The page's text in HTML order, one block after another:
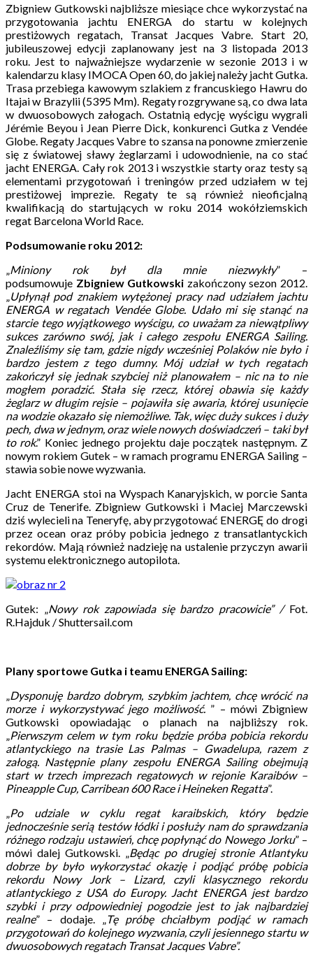
Zbigniew Gutkowski najbliższe miesiące chce wykorzystać na
przygotowania jachtu ENERGA do startu w kolejnych
prestiżowych regatach, Transat Jacques Vabre. Start 20,
jubileuszowej edycji zaplanowany jest na 3 listopada 2013
roku. Jest to najważniejsze wydarzenie w sezonie 2013 i w
kalendarzu klasy IMOCA Open 60, do jakiej należy jacht Gutka.
Trasa przebiega kawowym szlakiem z francuskiego Hawru do
Itajai w Brazylii (5395 Mm). Regaty rozgrywane są, co dwa lata
w dwuosobowych załogach. Ostatnią edycję wyścigu wygrali
Jérémie Beyou i Jean Pierre Dick, konkurenci Gutka z Vendée
Globe. Regaty Jacques Vabre to szansa na ponowne zmierzenie
się z światowej sławy żeglarzami i udowodnienie, na co stać
jacht ENERGA. Cały rok 2013 i wszystkie starty oraz testy są
elementami przygotowań i treningów przed udziałem w tej
prestiżowej imprezie. Regaty te są również nieoficjalną
kwalifikacją do startujących w roku 2014 wokółziemskich
regat Barcelona World Race.
Podsumowanie roku 2012:
„Miniony rok był dla mnie niezwykły” –
podsumowuje Zbigniew Gutkowski zakończony sezon 2012.
„Upłynął pod znakiem wytężonej pracy nad udziałem jachtu
ENERGA w regatach Vendée Globe. Udało mi się stanąć na
starcie tego wyjątkowego wyścigu, co uważam za niewątpliwy
sukces zarówno swój, jak i całego zespołu ENERGA Sailing.
Znaleźliśmy się tam, gdzie nigdy wcześniej Polaków nie było i
bardzo jestem z tego dumny. Mój udział w tych regatach
zakończył się jednak szybciej niż planowałem – nic na to nie
mogłem poradzić. Stała się rzecz, której obawia się każdy
żeglarz w długim rejsie – pojawiła się awaria, której usunięcie
na wodzie okazało się niemożliwe. Tak, więc duży sukces i duży
pech, dwa w jednym, oraz wiele nowych doświadczeń – taki był
to rok.” Koniec jednego projektu daje początek następnym. Z
nowym rokiem Gutek – w ramach programu ENERGA Sailing –
stawia sobie nowe wyzwania.
Jacht ENERGA stoi na Wyspach Kanaryjskich, w porcie Santa
Cruz de Tenerife. Zbigniew Gutkowski i Maciej Marczewski
dziś wylecieli na Teneryfę, aby przygotować ENERGĘ do drogi
przez ocean oraz próby pobicia jednego z transatlantyckich
rekordów. Mają również nadzieję na ustalenie przyczyn awarii
systemu elektronicznego autopilota.
Gutek: „Nowy rok zapowiada się bardzo pracowicie” / Fot.
R.Hajduk / Shuttersail.com
Plany sportowe Gutka i teamu ENERGA Sailing:
„Dysponuję bardzo dobrym, szybkim jachtem, chcę wrócić na
morze i wykorzystywać jego możliwość. ” – mówi Zbigniew
Gutkowski opowiadając o planach na najbliższy rok.
„Pierwszym celem w tym roku będzie próba pobicia rekordu
atlantyckiego na trasie Las Palmas – Gwadelupa, razem z
załogą. Następnie plany zespołu ENERGA Sailing obejmują
start w trzech imprezach regatowych w rejonie Karaibów –
Pineapple Cup, Carribean 600 Race i Heineken Regatta”.
„Po udziale w cyklu regat karaibskich, który będzie
jednocześnie serią testów łódki i posłuży nam do sprawdzania
różnego rodzaju ustawień, chcę popłynąć do Nowego Jorku” –
mówi dalej Gutkowski. „Będąc po drugiej stronie Atlantyku
dobrze by było wykorzystać okazję i podjąć próbę pobicia
rekordu Nowy Jork – Lizard, czyli klasycznego rekordu
atlantyckiego z USA do Europy. Jacht ENERGA jest bardzo
szybki i przy odpowiedniej pogodzie jest to jak najbardziej
realne” – dodaje. „Tę próbę chciałbym podjąć w ramach
przygotowań do kolejnego wyzwania, czyli jesiennego startu w
dwuosobowych regatach Transat Jacques Vabre”.